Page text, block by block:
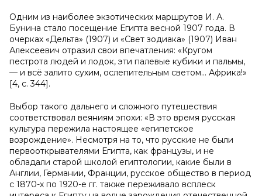
Одним из наиболее экзотических маршрутов И. А.
Бунина стало посещение Египта весной 1907 года. В
очерках «Дельта» (1907) и «Свет зодиака» (1907) Иван
Алексеевич отразил свои впечатления: «Кругом
пестрота людей и лодок, эти палевые кубики и пальмы,
— и всё залито сухим, ослепительным светом… Африка!»
[4, с. 344].
Выбор такого дальнего и сложного путешествия
соответствовал веяниям эпохи: «В это время русская
культура пережила настоящее «египетское
возрождение». Несмотря на то, что русские не были
первооткрывателями Египта, как французы, и не
обладали старой школой египтологии, какие были в
Англии, Германии, Франции, русское общество в период
с 1870-х по 1920-е гг. также переживало всплеск